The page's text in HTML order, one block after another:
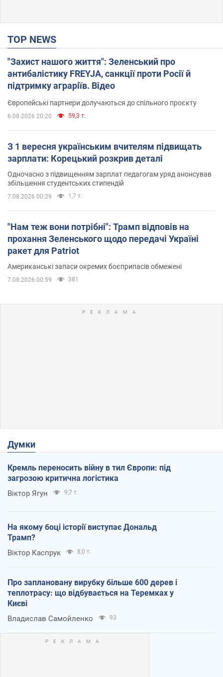
TOP NEWS
"Захист нашого життя": Зеленський про
антибалістику FREYJA, санкції проти Росії й
підтримку аграріїв. Відео
Європейські партнери долучаються до спільного проєкту
6.08.2026 20:20 59,3 т.
З 1 вересня українським вчителям підвищать
зарплати: Корецький розкрив деталі
Одночасно з підвищенням зарплат педагогам уряд анонсував
збільшення студентських стипендій
7.08.2026 00:29 1,7 т.
"Нам теж вони потрібні": Трамп відповів на
прохання Зеленського щодо передачі Україні
ракет для Patriot
Американські запаси окремих боєприпасів обмежені
7.08.2026 00:59 381
Думки
Кремль переносить війну в тил Європи: під
загрозою критична логістика
Віктор Ягун 9,7 т.
На якому боці історії виступає Дональд
Трамп?
Віктор Каспрук 8,0 т.
Про заплановану вирубку більше 600 дерев і
теплотрасу: що відбувається на Теремках у
Києві
Владислав Самойленко 93